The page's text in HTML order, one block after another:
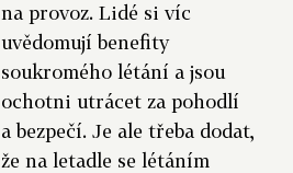
na provoz. Lidé si víc
uvědomují benefity
soukromého létání a jsou
ochotni utrácet za pohodlí
a bezpečí. Je ale třeba dodat,
že na letadle se létáním